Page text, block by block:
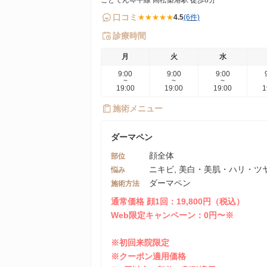
口コミ ★★★★★4.5(6件)
診療時間
月 火 水
9:00
~
19:00
9:00
~
19:00
9:00
~
19:00
施術メニュー
ダーマペン
部位 顔全体
悩み ニキビ, 美白・美肌・ハリ・ツ
施術方法
ダーマペン
通常価格 顔1回：19,800円（税込）
Web限定キャンペーン：0円〜※
※初回来院限定
※クーポン適用価格